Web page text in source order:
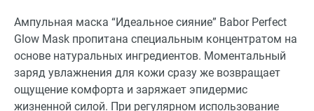
Ампульная маска “Идеальное сияние” Babor Perfect
Glow Mask пропитана специальным концентратом на
основе натуральных ингредиентов. Моментальный
заряд увлажнения для кожи сразу же возвращает
ощущение комфорта и заряжает эпидермис
жизненной силой. При регулярном использование